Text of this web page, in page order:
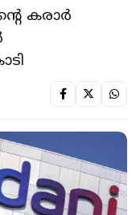
കരാര്‍